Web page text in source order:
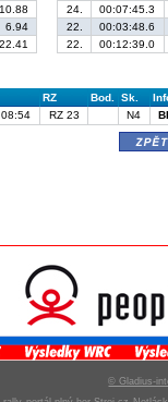
10.88 24.
00:07:45.3
6.94 22.
00:03:48.6
22.41 22. 00:12:39.0
RZ Bod. Sk.
RZ 23 N4
© Gladius-